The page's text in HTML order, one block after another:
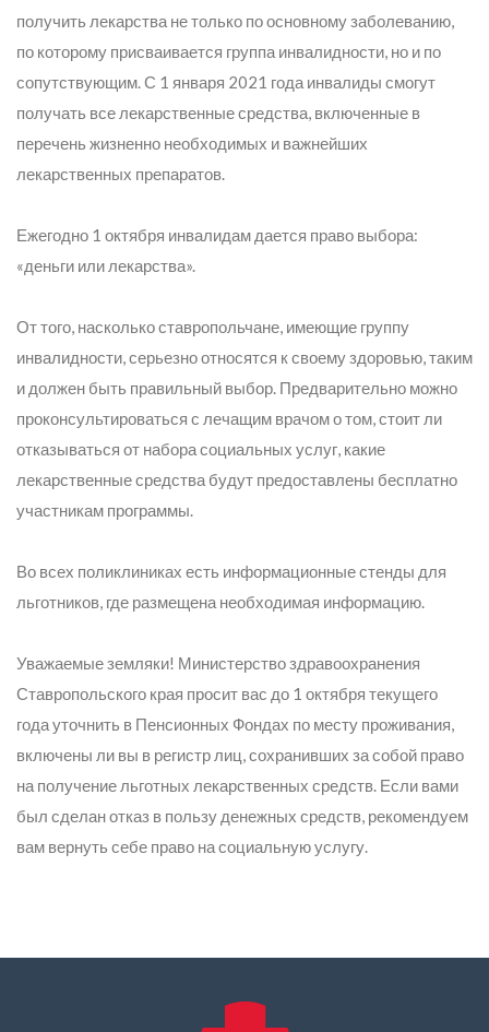
получить лекарства не только по основному заболеванию,
по которому присваивается группа инвалидности, но и по
сопутствующим. С 1 января 2021 года инвалиды смогут
получать все лекарственные средства, включенные в
перечень жизненно необходимых и важнейших
лекарственных препаратов.
Ежегодно 1 октября инвалидам дается право выбора:
«деньги или лекарства».
От того, насколько ставропольчане, имеющие группу
инвалидности, серьезно относятся к своему здоровью, таким
и должен быть правильный выбор. Предварительно можно
проконсультироваться с лечащим врачом о том, стоит ли
отказываться от набора социальных услуг, какие
лекарственные средства будут предоставлены бесплатно
участникам программы.
Во всех поликлиниках есть информационные стенды для
льготников, где размещена необходимая информацию.
Уважаемые земляки! Министерство здравоохранения
Ставропольского края просит вас до 1 октября текущего
года уточнить в Пенсионных Фондах по месту проживания,
включены ли вы в регистр лиц, сохранивших за собой право
на получение льготных лекарственных средств. Если вами
был сделан отказ в пользу денежных средств, рекомендуем
вам вернуть себе право на социальную услугу.